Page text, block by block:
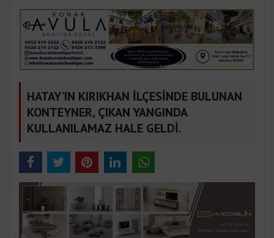
HATAY’IN KIRIKHAN İLÇESİNDE BULUNAN
KONTEYNER, ÇIKAN YANGINDA
KULLANILAMAZ HALE GELDİ.